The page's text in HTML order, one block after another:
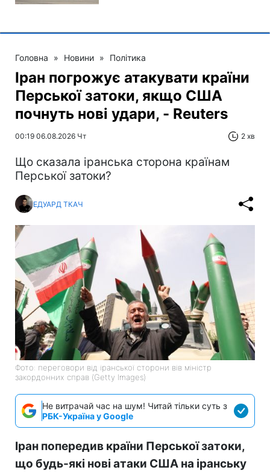
Головна » Новини » Політика
Іран погрожує атакувати країни
Перської затоки, якщо США
почнуть нові удари, - Reuters
00:19 06.08.2026 Чт 2 хв
Що сказала іранська сторона країнам
Перської затоки?
ЕДУАРД ТКАЧ
Фото: переговори від іранської сторони вів міністр
закордонних справ (Getty Images)
Не витрачай час на шум! Читай тільки суть з
РБК-Україна у Google
Іран попередив країни Перської затоки,
що будь-які нові атаки США на іранську